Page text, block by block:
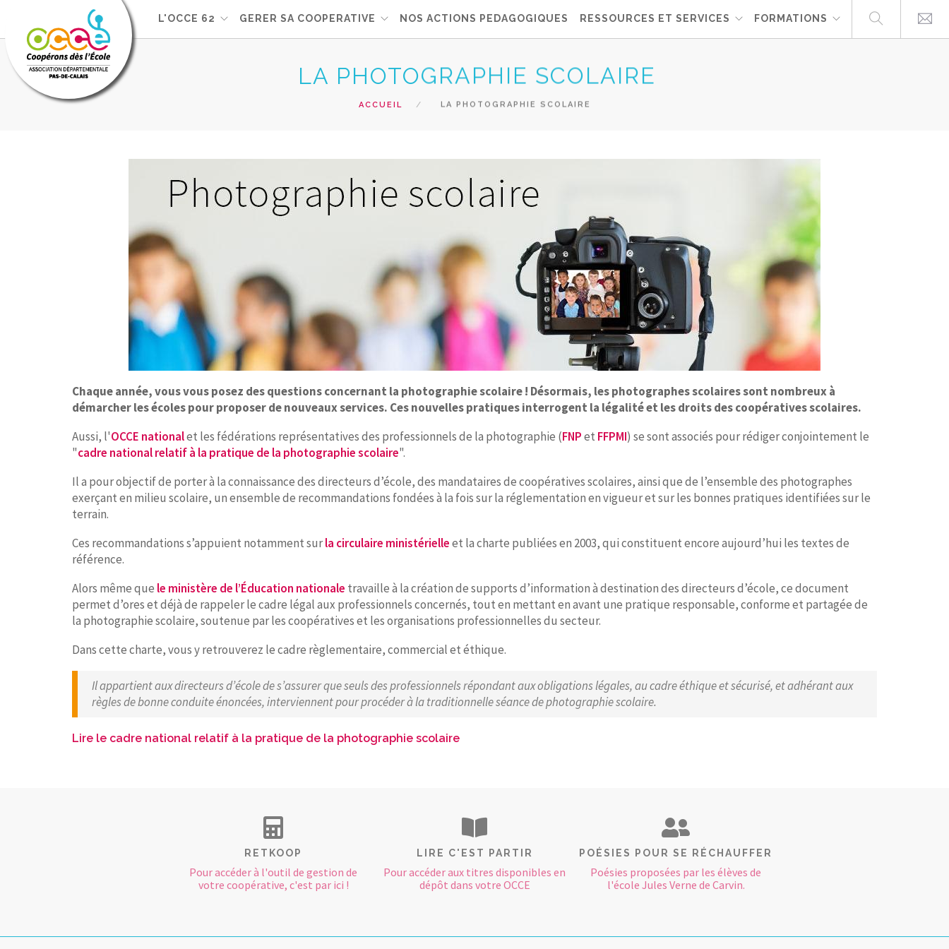
L'OCCE 62 GERER SA COOPERATIVE NOS ACTIONS PEDAGOGIQUES RESSOURCES ET SERVICES FORMATIONS
LA PHOTOGRAPHIE SCOLAIRE
ACCUEIL LA PHOTOGRAPHIE SCOLAIRE
Chaque année, vous vous posez des questions concernant la photographie scolaire ! Désormais, les photographes scolaires sont nombreux à
démarcher les écoles pour proposer de nouveaux services. Ces nouvelles pratiques interrogent la légalité et les droits des coopératives scolaires.
Aussi, l'OCCE nationalet les fédérations représentatives des professionnels de la photographie (FNPet FFPMI) se sont associés pour rédiger conjointement le
"cadre national relatif à la pratique de la photographie scolaire".
Il a pour objectif de porter à la connaissance des directeurs d’école, des mandataires de coopératives scolaires, ainsi que de l’ensemble des photographes
exerçant en milieu scolaire, un ensemble de recommandations fondées à la fois sur la réglementation en vigueur et sur les bonnes pratiques identifiées sur le
terrain.
Ces recommandations s’appuient notamment surla circulaire ministérielleet la charte publiées en 2003, qui constituent encore aujourd’hui les textes de
référence.
Alors même que le ministère de l’Éducation nationale travaille à la création de supports d’information à destination des directeurs d’école, ce document
permet d’ores et déjà de rappeler le cadre légal aux professionnels concernés, tout en mettant en avant une pratique responsable, conforme et partagée de
la photographie scolaire, soutenue par les coopératives et les organisations professionnelles du secteur.
Dans cette charte, vous y retrouverez le cadre règlementaire, commercial et éthique.
Il appartient aux directeurs d’école de s’assurer que seuls des professionnels répondant aux obligations légales, au cadre éthique et sécurisé, et adhérant aux
règles de bonne conduite énoncées, interviennent pour procéder à la traditionnelle séance de photographie scolaire.
Lire le cadre national relatif à la pratique de la photographie scolaire
RETKOOP
Pour accéder à l'outil de gestion de
votre coopérative, c'est par ici !
LIRE C'EST PARTIR
Pour accéder aux titres disponibles en
dépôt dans votre OCCE
POÉSIES POUR SE RÉCHAUFFER
Poésies proposées par les élèves de
l'école Jules Verne de Carvin.